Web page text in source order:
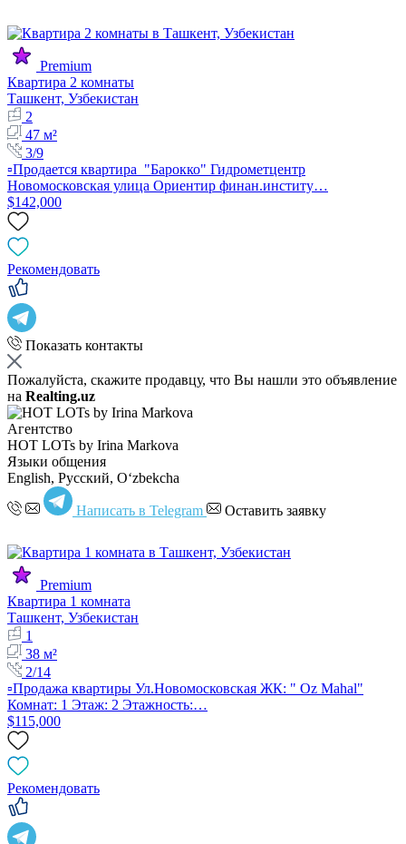
Premium
Квартира 2 комнаты
Ташкент, Узбекистан
2
47 м²
3/9
▫️Продается квартира "Барокко" Гидрометцентр
Новомосковская улица Ориентир финан.институ…
$142,000
Рекомендовать
Показать контакты
Пожалуйста, скажите продавцу, что Вы нашли это объявление
на Realting.uz
Агентство
HOT LOTs by Irina Markova
Языки общения
English, Русский, Oʻzbekcha
Написать в Telegram Оставить заявку
Premium
Квартира 1 комната
Ташкент, Узбекистан
1
38 м²
2/14
▫️Продажа квартиры Ул.Новомосковская ЖК: " Oz Mahal"
Комнат: 1 Этаж: 2 Этажность:…
$115,000
Рекомендовать